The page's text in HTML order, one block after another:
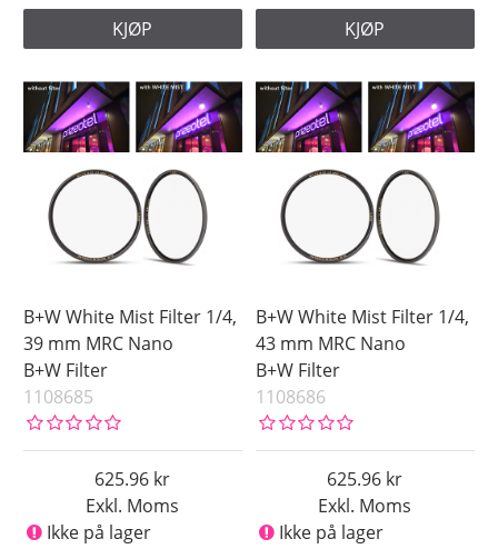
KJØP KJØP
B+W White Mist Filter 1/4,
39 mm MRC Nano
B+W Filter
1108685
Exkl. Moms
625.96
Ikke på lager
B+W White Mist Filter 1/4,
43 mm MRC Nano
B+W Filter
1108686
Exkl. Moms
625.96
Ikke på lager